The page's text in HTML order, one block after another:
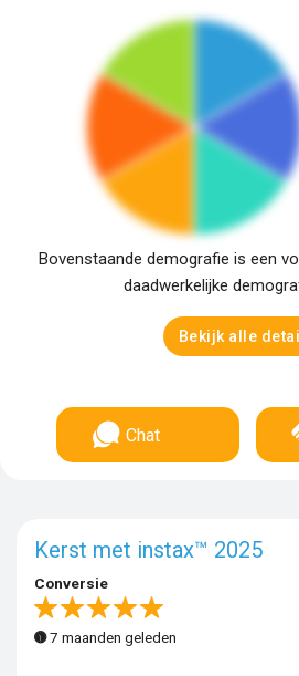
Bovenstaande demografie is een
daadwerkelijke
Bekijk alle
Chat
Kerst met instax™ 2025
Conversie
7 maanden geleden